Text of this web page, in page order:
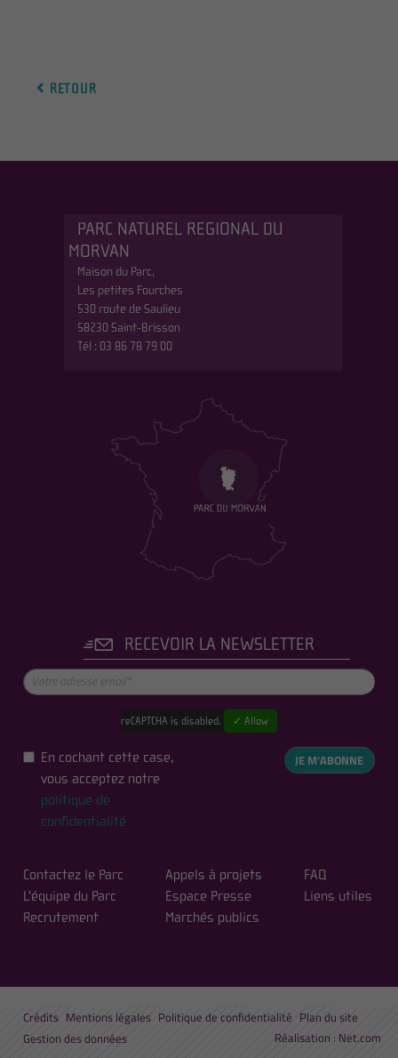
RETOUR
PARC NATUREL REGIONAL DU
MORVAN
Maison du Parc,
Les petites Fourches
530 route de Saulieu
58230 Saint-Brisson
Tél : 03 86 78 79 00
RECEVOIR LA NEWSLETTER
reCAPTCHA is disabled. ✓ Allow
En cochant cette case,
vous acceptez notre
politique de
confidentialité
JE M'ABONNE
Contactez le Parc
L'équipe du Parc
Recrutement
Appels à projets
Espace Presse
Marchés publics
FAQ
Liens utiles
Crédits Mentions légales Politique de confidentialité Plan du site
Réalisation : Net.com
Gestion des données